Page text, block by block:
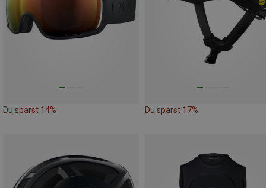
Du sparst 14% Du sparst 17%